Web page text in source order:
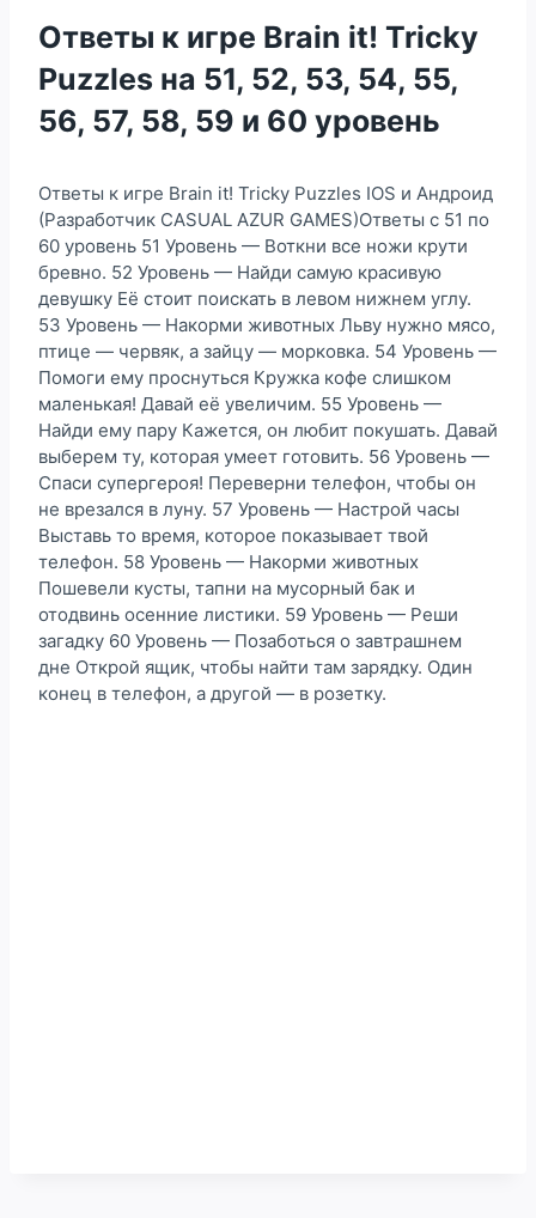
Ответы к игре Brain it! Tricky
Puzzles на 51, 52, 53, 54, 55,
56, 57, 58, 59 и 60 уровень
Ответы к игре Brain it! Tricky Puzzles IOS и Андроид
(Разработчик CASUAL AZUR GAMES)Ответы с 51 по
60 уровень 51 Уровень — Воткни все ножи крути
бревно. 52 Уровень — Найди самую красивую
девушку Её стоит поискать в левом нижнем углу.
53 Уровень — Накорми животных Льву нужно мясо,
птице — червяк, а зайцу — морковка. 54 Уровень —
Помоги ему проснуться Кружка кофе слишком
маленькая! Давай её увеличим. 55 Уровень —
Найди ему пару Кажется, он любит покушать. Давай
выберем ту, которая умеет готовить. 56 Уровень —
Спаси супергероя! Переверни телефон, чтобы он
не врезался в луну. 57 Уровень — Настрой часы
Выставь то время, которое показывает твой
телефон. 58 Уровень — Накорми животных
Пошевели кусты, тапни на мусорный бак и
отодвинь осенние листики. 59 Уровень — Реши
загадку 60 Уровень — Позаботься о завтрашнем
дне Открой ящик, чтобы найти там зарядку. Один
конец в телефон, а другой — в розетку.